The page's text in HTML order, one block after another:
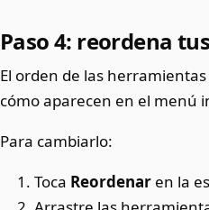
Paso 4: reordena
El orden de las
cómo aparecen en el menú
Para cambiarlo:
Toca Reordenar en la